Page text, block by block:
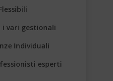
vari gestionali
Individuali
esperti